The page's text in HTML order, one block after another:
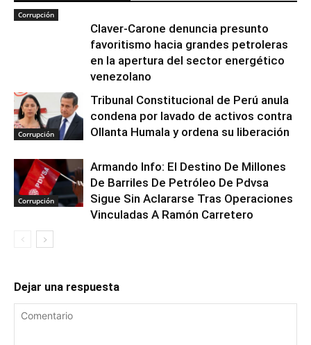
Corrupción
Claver-Carone denuncia presunto
favoritismo hacia grandes petroleras
en la apertura del sector energético
venezolano
Corrupción
Tribunal Constitucional de Perú anula
condena por lavado de activos contra
Ollanta Humala y ordena su liberación
Corrupción
Armando Info: El Destino De Millones
De Barriles De Petróleo De Pdvsa
Sigue Sin Aclararse Tras Operaciones
Vinculadas A Ramón Carretero
Dejar una respuesta